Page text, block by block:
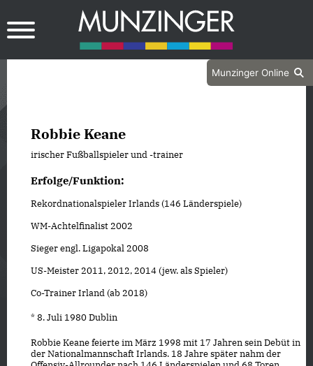
Munzinger Online
Robbie Keane
irischer Fußballspieler und -trainer
Erfolge/Funktion:
Rekordnationalspieler Irlands (146 Länderspiele)
WM-Achtelfinalist 2002
Sieger engl. Ligapokal 2008
US-Meister 2011, 2012, 2014 (jew. als Spieler)
Co-Trainer Irland (ab 2018)
* 8. Juli 1980 Dublin
Robbie Keane feierte im März 1998 mit 17 Jahren sein Debüt in
der Nationalmannschaft Irlands. 18 Jahre später nahm der